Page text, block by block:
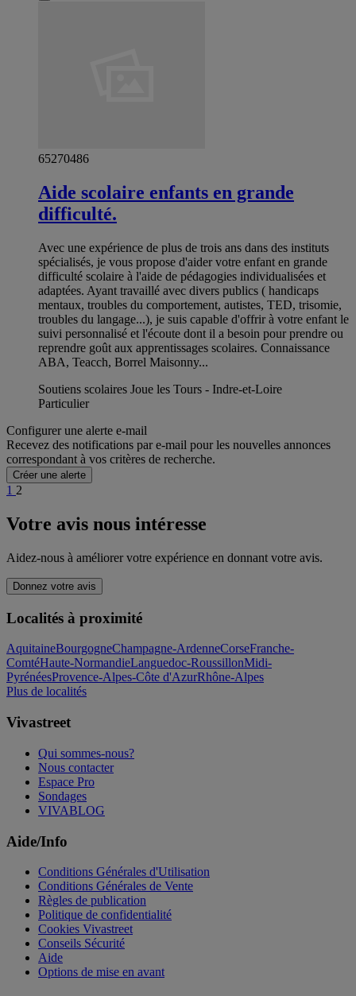
65270486
Aide scolaire enfants en grande
difficulté.
Avec une expérience de plus de trois ans dans des instituts
spécialisés, je vous propose d'aider votre enfant en grande
difficulté scolaire à l'aide de pédagogies individualisées et
adaptées. Ayant travaillé avec divers publics ( handicaps
mentaux, troubles du comportement, autistes, TED, trisomie,
troubles du langage...), je suis capable d'offrir à votre enfant le
suivi personnalisé et l'écoute dont il a besoin pour prendre ou
reprendre goût aux apprentissages scolaires. Connaissance
ABA, Teacch, Borrel Maisonny...
Soutiens scolaires Joue les Tours - Indre-et-Loire
Particulier
Configurer une alerte e-mail
Recevez des notifications par e-mail pour les nouvelles annonces
correspondant à vos critères de recherche.
Créer une alerte
1 2
Votre avis nous intéresse
Aidez-nous à améliorer votre expérience en donnant votre avis.
Donnez votre avis
Localités à proximité
AquitaineBourgogneChampagne-ArdenneCorseFranche-
ComtéHaute-NormandieLanguedoc-RoussillonMidi-
PyrénéesProvence-Alpes-Côte d'AzurRhône-Alpes
Plus de localités
Vivastreet
Qui sommes-nous?
Nous contacter
Espace Pro
Sondages
VIVABLOG
Aide/Info
Conditions Générales d'Utilisation
Conditions Générales de Vente
Règles de publication
Politique de confidentialité
Cookies Vivastreet
Conseils Sécurité
Aide
Options de mise en avant